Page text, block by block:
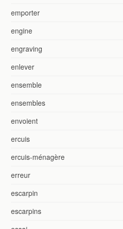
emporter
engine
engraving
enlever
ensemble
ensembles
envoient
ercuis
ercuis-ménagère
erreur
escarpin
escarpins